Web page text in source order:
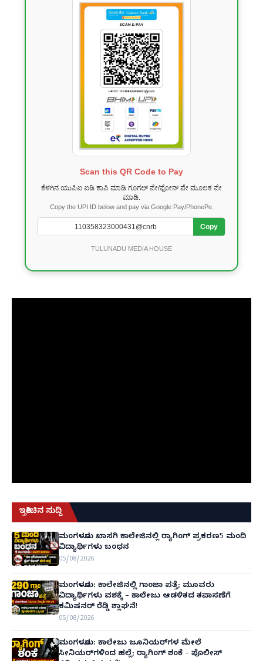
Scan this QR Code to Pay
ಕೆಳಗಿನ ಯುಪಿಐ ಐಡಿ ಕಾಪಿ ಮಾಡಿ ಗೂಗಲ್ ಪೇ/ಫೋನ್ ಪೇ ಮೂಲಕ ಪೇ
ಮಾಡಿ.
Copy the UPI ID below and pay via Google Pay/PhonePe.
Copy
TULUNADU MEDIA HOUSE
ಇತ್ತೀಚಿನ ಸುದ್ದಿ
ಮಂಗಳೂರು ಖಾಸಗಿ ಕಾಲೇಜಿನಲ್ಲಿ ರ‌್ಯಾಗಿಂಗ್ ಪ್ರಕರಣ5 ಮಂದಿ
ವಿದ್ಯಾರ್ಥಿಗಳು ಬಂಧನ
05/08/2026
ಮಂಗಳೂರು: ಕಾಲೇಜಿನಲ್ಲಿ ಗಾಂಜಾ ಪತ್ತೆ; ಮೂವರು
ವಿದ್ಯಾರ್ಥಿಗಳು ವಶಕ್ಕೆ – ಕಾಲೇಜು ಆಡಳಿತದ ತಪಾಸಣೆಗೆ
ಕಮಿಷನರ್ ರೆಡ್ಡಿ ಶ್ಲಾಘನೆ!
05/08/2026
ಮಂಗಳೂರು: ಕಾಲೇಜು ಜೂನಿಯರ್‌ಗಳ ಮೇಲೆ
ಸೀನಿಯರ್‌ಗಳಿಂದ ಹಲ್ಲೆ; ರ‌್ಯಾಗಿಂಗ್ ಶಂಕೆ – ಪೊಲೀಸ್